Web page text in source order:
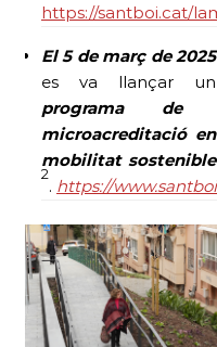
https://santboi.cat/
El 5 de març de 2025
es va llançar un
programa de
microacreditació en
mobilitat sostenible
2
. https://